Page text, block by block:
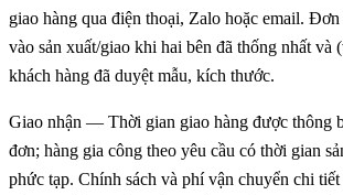
giao hàng qua điện thoại, Zalo hoặc email.
vào sản xuất/giao khi hai bên đã thống nhất và
khách hàng đã duyệt mẫu, kích thước.
Giao nhận — Thời gian giao hàng được thông
đơn; hàng gia công theo yêu cầu có thời gian
phức tạp. Chính sách và phí vận chuyển chi